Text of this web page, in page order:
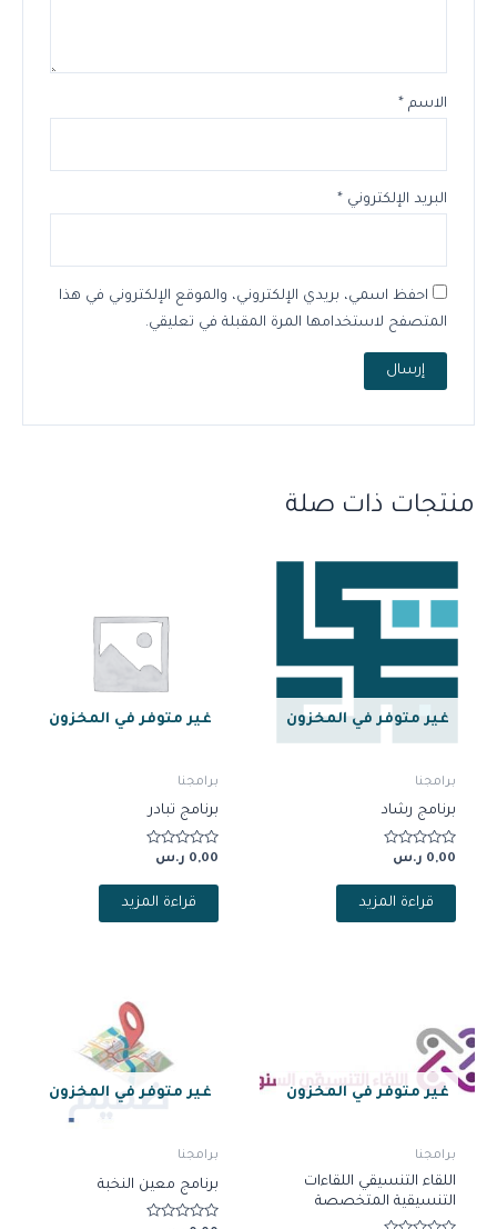
الاسم*
البريد الإلكتروني *
احفظ اسمي، بريدي الإلكتروني، والموقع الإلكتروني في هذا
المتصفح لاستخدامها المرة المقبلة في تعليقي.
منتجات ذات صلة
غير متوفر في المخزون
برامجنا
برنامج رشاد
تم
0
0,00 ر.س
قراءة المزيد
غير متوفر في المخزون
برامجنا
برنامج تبادر
تم
0
0,00 ر.س
قراءة المزيد
غير متوفر في المخزون
برامجنا
اللقاء التنسيقي اللقاءات
التنسيقية المتخصصة
غير متوفر في المخزون
برامجنا
برنامج معين النخبة